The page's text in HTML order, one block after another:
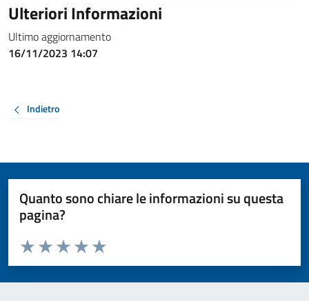
Ulteriori Informazioni
Ultimo aggiornamento
16/11/2023 14:07
Indietro
Quanto sono chiare le informazioni su questa
pagina?
Valuta da 1 a 5 stelle la pagina
Valuta 5 stelle su 5
Valuta 4 stelle su 5
Valuta 3 stelle su 5
Valuta 2 stelle su 5
Valuta 1 stelle su 5